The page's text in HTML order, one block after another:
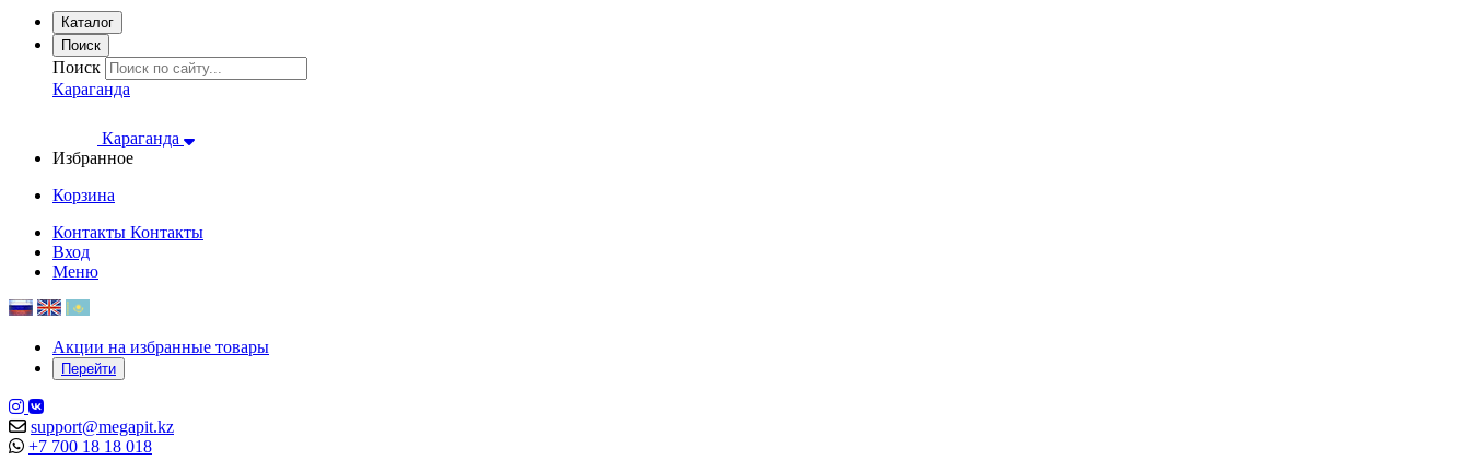
Каталог
Поиск
Поиск
Караганда
Караганда
Избранное
Корзина
Контакты Контакты
Вход
Меню
Акции на избранные товары
Перейти
support@megapit.kz
+7 700 18 18 018